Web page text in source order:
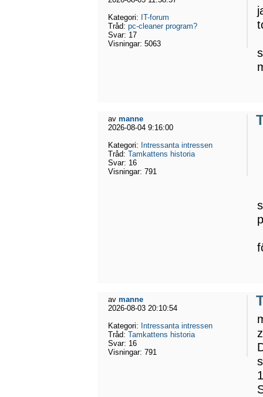
Kategori: IT-forum
Tråd: pc-cleaner program?
Svar: 17
Visningar: 5063
av manne
2026-08-04 9:16:00
Kategori: Intressanta intressen
Tråd: Tamkattens historia
Svar: 16
Visningar: 791
av manne
2026-08-03 20:10:54
Kategori: Intressanta intressen
Tråd: Tamkattens historia
Svar: 16
Visningar: 791